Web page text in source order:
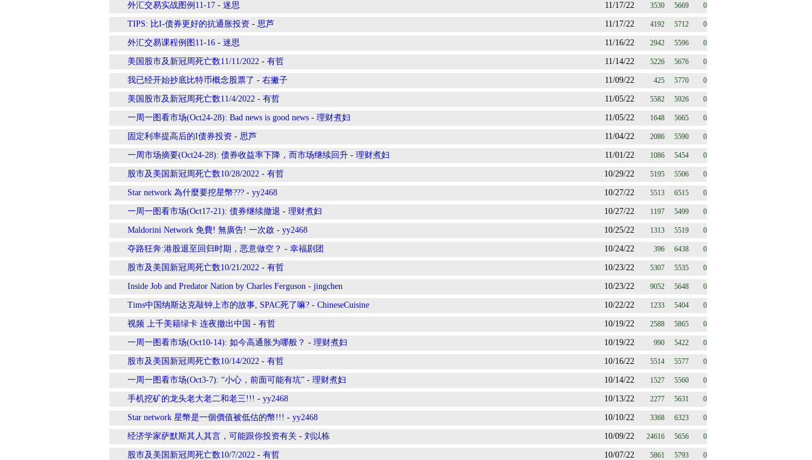
外汇交易实战图例11-17 - 迷思 11/17/22 3530 5669 0
TIPS: 比I-债券更好的抗通胀投资 - 思芦 11/17/22 4192 5712 0
外汇交易课程例图11-16 - 迷思 11/16/22 2942 5596 0
美国股市及新冠周死亡数11/11/2022 - 有哲 11/14/22 5226 5676 0
我已经开始抄底比特币概念股票了 - 右撇子 11/09/22 425 5770 0
美国股市及新冠周死亡数11/4/2022 - 有哲 11/05/22 5582 5926 0
一周一图看市场(Oct24-28): Bad news is good news - 理财煮妇 11/05/22 1648 5665 0
固定利率提高后的I债券投资 - 思芦 11/04/22 2086 5590 0
一周市场摘要(Oct24-28): 债券收益率下降，而市场继续回升 - 理财煮妇 11/01/22 1086 5454 0
股市及美国新冠周死亡数10/28/2022 - 有哲 10/29/22 5195 5506 0
Star network 為什麼要挖星幣??? - yy2468 10/27/22 5513 6515 0
一周一图看市场(Oct17-21): 债券继续撤退 - 理财煮妇 10/27/22 1197 5499 0
Maldorini Network 免費! 無廣告! 一次啟 - yy2468 10/25/22 1313 5519 0
夺路狂奔:港股退至回归时期，恶意做空？ - 幸福剧团 10/24/22 396 6438 0
股市及美国新冠周死亡数10/21/2022 - 有哲 10/23/22 5307 5535 0
Inside Job and Predator Nation by Charles Ferguson - jingchen 10/23/22 9052 5648 0
Tims中国纳斯达克敲钟上市的故事, SPAC死了嘛? - ChineseCuisine 10/22/22 1233 5404 0
视频 上千美籍绿卡 连夜撤出中国 - 有哲 10/19/22 2588 5865 0
一周一图看市场(Oct10-14): 如今高通胀为哪般？ - 理财煮妇 10/19/22 990 5422 0
股市及美国新冠周死亡数10/14/2022 - 有哲 10/16/22 5514 5577 0
一周一图看市场(Oct3-7): “小心，前面可能有坑” - 理财煮妇 10/14/22 1527 5560 0
手机挖矿的龙头老大老二和老三!!! - yy2468 10/13/22 2277 5631 0
Star network 星幣是一個價值被低估的幣!!! - yy2468 10/10/22 3368 6323 0
经济学家萨默斯其人其言，可能跟你投资有关 - 刘以栋 10/09/22 24616 5656 0
股市及美国新冠周死亡数10/7/2022 - 有哲 10/07/22 5861 5793 0